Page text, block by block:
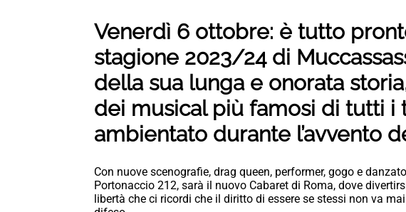
Venerdì 6 ottobre: è tutto
stagione 2023/24 di
della sua lunga e onorata
dei musical più famosi di tutti i
ambientato durante l’avvento
Con nuove scenografie, drag queen, performer, gogo e
Portonaccio 212, sarà il nuovo Cabaret di Roma, dove
libertà che ci ricordi che il diritto di essere se stessi non va